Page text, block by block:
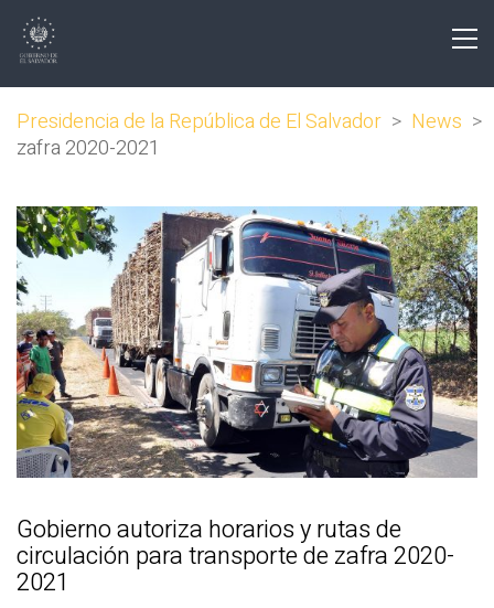
Presidencia de la República de El Salvador > News >
zafra 2020-2021
Gobierno autoriza horarios y rutas de
circulación para transporte de zafra 2020-
2021